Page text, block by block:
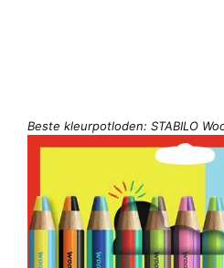
Beste kleurpotloden: STABILO